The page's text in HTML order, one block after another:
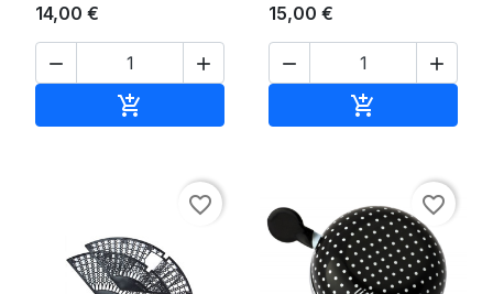
14,00 €
 

15,00 €
 

favorite_border favorite_border